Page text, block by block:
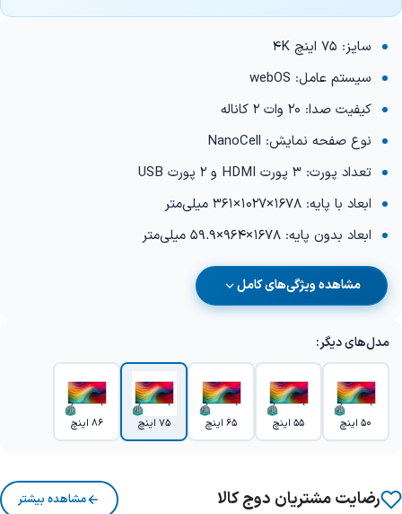
سایز: 75 اینچ 4K
سیستم عامل: webOS
کیفیت صدا: 20 وات 2 کاناله
نوع صفحه نمایش: NanoCell
تعداد پورت: 3 پورت HDMI و 2 پورت USB
ابعاد با پایه: 1678×1027×361 میلی‌متر
ابعاد بدون پایه: 1678×964×59.9 میلی‌متر
مشاهده ویژگی‌های کامل
مدل‌های دیگر:
50 اینچ 55 اینچ 65 اینچ 75 اینچ 86 اینچ
رضایت مشتریان دوج کالا مشاهده بیشتر